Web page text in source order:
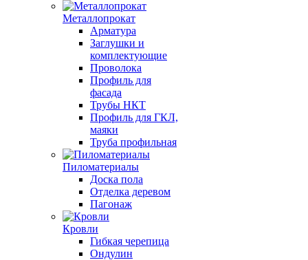
Металлопрокат
Арматура
Заглушки и
комплектующие
Проволока
Профиль для
фасада
Трубы НКТ
Профиль для ГКЛ,
маяки
Труба профильная
Пиломатериалы
Доска пола
Отделка деревом
Пагонаж
Кровли
Гибкая черепица
Ондулин